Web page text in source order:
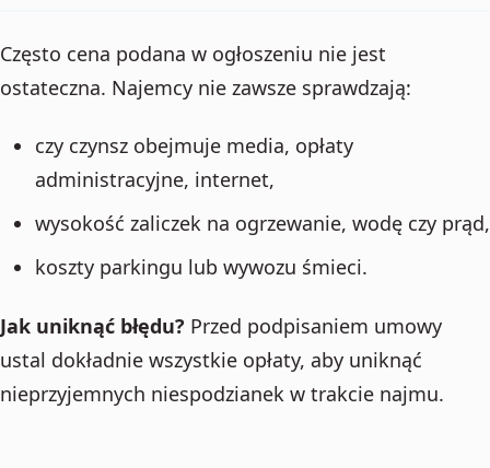
Często cena podana w ogłoszeniu nie jest
ostateczna. Najemcy nie zawsze sprawdzają:
czy czynsz obejmuje media, opłaty
administracyjne, internet,
wysokość zaliczek na ogrzewanie, wodę czy prąd,
koszty parkingu lub wywozu śmieci.
Jak uniknąć błędu? Przed podpisaniem umowy
ustal dokładnie wszystkie opłaty, aby uniknąć
nieprzyjemnych niespodzianek w trakcie najmu.